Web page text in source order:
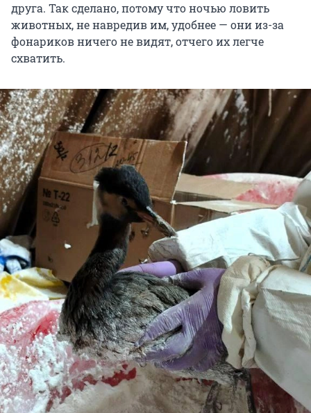
друга. Так сделано, потому что ночью ловить
животных, не навредив им, удобнее — они из-за
фонариков ничего не видят, отчего их легче
схватить.